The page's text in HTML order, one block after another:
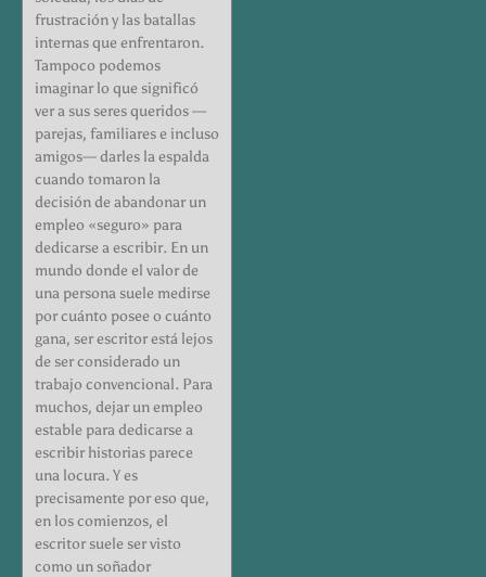
frustración y las batallas
internas que enfrentaron.
Tampoco podemos
imaginar lo que significó
ver a sus seres queridos —
parejas, familiares e incluso
amigos— darles la espalda
cuando tomaron la
decisión de abandonar un
empleo «seguro» para
dedicarse a escribir. En un
mundo donde el valor de
una persona suele medirse
por cuánto posee o cuánto
gana, ser escritor está lejos
de ser considerado un
trabajo convencional. Para
muchos, dejar un empleo
estable para dedicarse a
escribir historias parece
una locura. Y es
precisamente por eso que,
en los comienzos, el
escritor suele ser visto
como un soñador